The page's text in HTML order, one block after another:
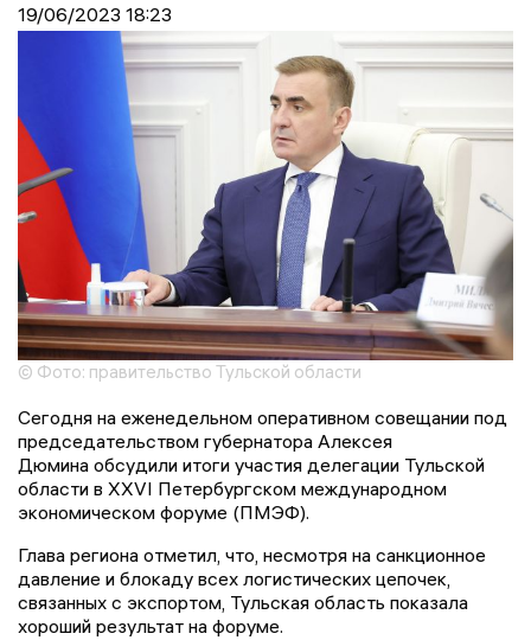
19/06/2023 18:23
© Фото: правительство Тульской области
Сегодня на еженедельном оперативном совещании под
председательством губернатора Алексея
Дюмина обсудили итоги участия делегации Тульской
области в XXVI Петербургском международном
экономическом форуме (ПМЭФ).
Глава региона отметил, что, несмотря на санкционное
давление и блокаду всех логистических цепочек,
связанных с экспортом, Тульская область показала
хороший результат на форуме.